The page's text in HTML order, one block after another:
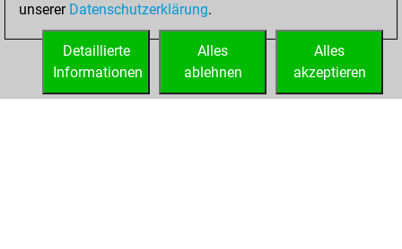
You had a best
sprint of 49 positions
Tactics
unserer Datenschutzerklärung.
Alles
akzeptieren
Alles
ablehnen
Detaillierte
Informationen